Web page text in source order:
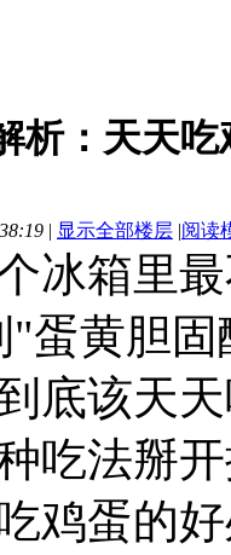
析：天天
| 显示全部楼层 |阅读
冰箱里
"蛋黄胆
底该天
吃法掰
鸡蛋的